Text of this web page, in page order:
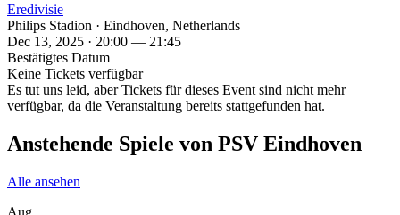
Eredivisie
Philips Stadion · Eindhoven, Netherlands
Dec 13, 2025 · 20:00 — 21:45
Bestätigtes Datum
Keine Tickets verfügbar
Es tut uns leid, aber Tickets für dieses Event sind nicht mehr
verfügbar, da die Veranstaltung bereits stattgefunden hat.
Anstehende Spiele von PSV Eindhoven
Alle ansehen
Aug